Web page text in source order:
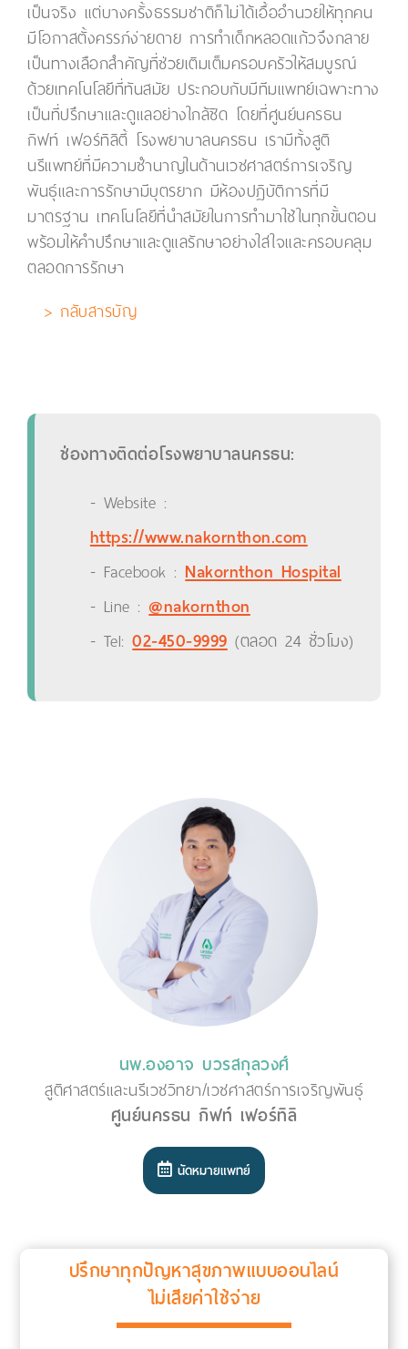
เป็นจริง แต่บางครั้งธรรมชาติก็ไม่ได้เอื้ออำนวยให้ทุกคน
มีโอกาสตั้งครรภ์ง่ายดาย การทำเด็กหลอดแก้วจึงกลาย
เป็นทางเลือกสำคัญที่ช่วยเติมเต็มครอบครัวให้สมบูรณ์
ด้วยเทคโนโลยีที่ทันสมัย ประกอบกับมีทีมแพทย์เฉพาะทาง
เป็นที่ปรึกษาและดูแลอย่างใกล้ชิด โดยที่ศูนย์นครธน
กิฟท์ เฟอร์ทิลิตี้ โรงพยาบาลนครธน เรามีทั้งสูติ
นรีแพทย์ที่มีความชำนาญในด้านเวชศาสตร์การเจริญ
พันธุ์และการรักษามีบุตรยาก มีห้องปฏิบัติการที่มี
มาตรฐาน เทคโนโลยีที่นำสมัยในการทำมาใช้ในทุกขั้นตอน
พร้อมให้คำปรึกษาและดูแลรักษาอย่างใส่ใจและครอบคลุม
ตลอดการรักษา
> กลับสารบัญ
ช่องทางติดต่อโรงพยาบาลนครธน:
- Website :
https://www.nakornthon.com
- Facebook :Nakornthon Hospital
- Line :@nakornthon
- Tel:02-450-9999(ตลอด 24 ชั่วโมง)
นพ.องอาจ บวรสกุลวงศ์
สูติศาสตร์และนรีเวชวิทยา/เวชศาสตร์การเจริญพันธุ์
ศูนย์นครธน กิฟท์ เฟอร์ทิลิ
นัดหมายแพทย์
ปรึกษาทุกปัญหาสุขภาพแบบออนไลน์
ไม่เสียค่าใช้จ่าย